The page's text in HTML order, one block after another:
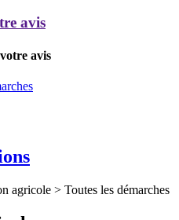
avis
avis
agricole > Toutes les démarches